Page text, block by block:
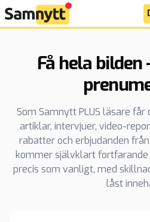
Få hela bilden
Som Samnytt PLUS läsare
artiklar, intervjuer, video-
rabatter och erbjudanden
kommer självklart
precis som vanligt, med
låst